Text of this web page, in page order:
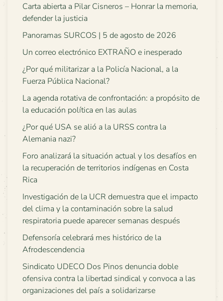
Carta abierta a Pilar Cisneros – Honrar la memoria,
defender la justicia
Panoramas SURCOS | 5 de agosto de 2026
Un correo electrónico EXTRAÑO e inesperado
¿Por qué militarizar a la Policía Nacional, a la
Fuerza Pública Nacional?
La agenda rotativa de confrontación: a propósito de
la educación política en las aulas
¿Por qué USA se alió a la URSS contra la
Alemania nazi?
Foro analizará la situación actual y los desafíos en
la recuperación de territorios indígenas en Costa
Rica
Investigación de la UCR demuestra que el impacto
del clima y la contaminación sobre la salud
respiratoria puede aparecer semanas después
Defensoría celebrará mes histórico de la
Afrodescendencia
Sindicato UDECO Dos Pinos denuncia doble
ofensiva contra la libertad sindical y convoca a las
organizaciones del país a solidarizarse